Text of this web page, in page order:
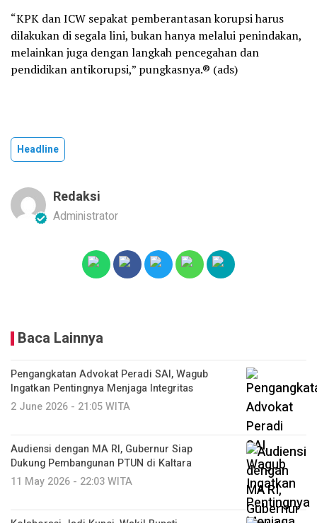
“KPK dan ICW sepakat pemberantasan korupsi harus
dilakukan di segala lini, bukan hanya melalui penindakan,
melainkan juga dengan langkah pencegahan dan
pendidikan antikorupsi,” pungkasnya.® (ads)
Headline
Redaksi
Administrator
Baca Lainnya
Pengangkatan Advokat Peradi SAI, Wagub
Ingatkan Pentingnya Menjaga Integritas
2 June 2026 - 21:05 WITA
Audiensi dengan MA RI, Gubernur Siap
Dukung Pembangunan PTUN di Kaltara
11 May 2026 - 22:03 WITA